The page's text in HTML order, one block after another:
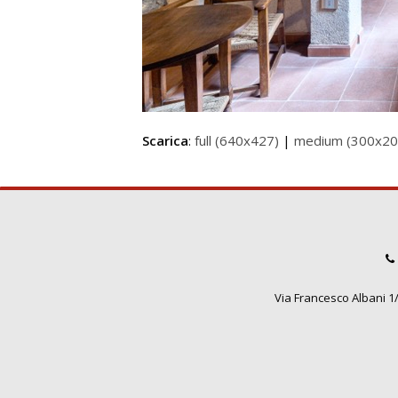
Scarica: full (640x427) | medium
Via Francesco Albani 1/